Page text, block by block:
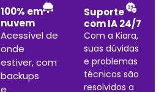
100% em
nuvem
Acessível de
onde
estiver, com
backups
e
Suporte
com IA 24/7
Com a Kiara,
suas dúvidas
e problemas
técnicos são
resolvidos a